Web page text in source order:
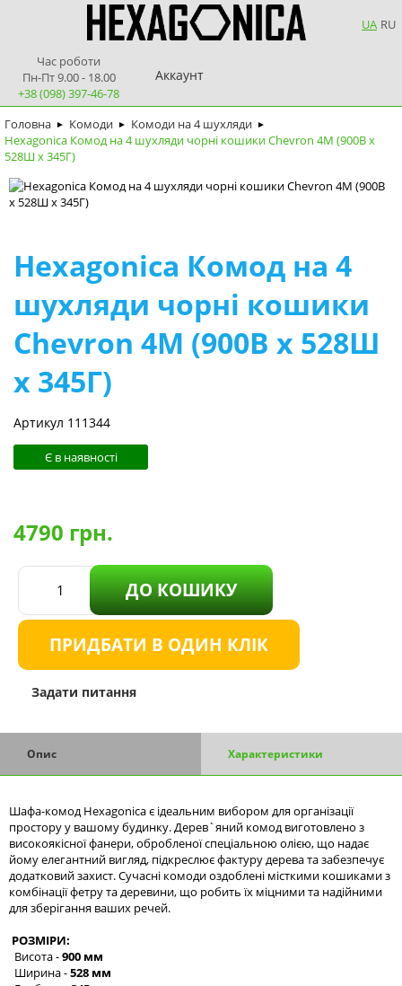
UA RU
Час роботи
Пн-Пт 9.00 - 18.00
+38 (098) 397-46-78
Аккаунт
Головна ► Комоди ► Комоди на 4 шухляди ►
Hexagonica Комод на 4 шухляди чорні кошики Chevron 4М (900В х
528Ш х 345Г)
Hexagonica Комод на 4
шухляди чорні кошики
Chevron 4М (900В х 528Ш
х 345Г)
Артикул 111344
Є в наявності
4790 грн.
ДО КОШИКУ
ПРИДБАТИ В ОДИН КЛІК
Задати питання
Опис Характеристики
Шафа-комод Hexagonica є ідеальним вибором для організації
простору у вашому будинку. Дерев`яний комод виготовлено з
високоякісної фанери, обробленої спеціальною олією, що надає
йому елегантний вигляд, підкреслює фактуру дерева та забезпечує
додатковий захист. Сучасні комоди оздоблені місткими кошиками з
комбінації фетру та деревини, що робить їх міцними та надійними
для зберігання ваших речей.
РОЗМІРИ:
Висота -900 мм
Ширина -528 мм